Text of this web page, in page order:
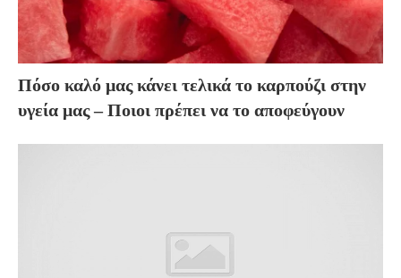
Πόσο καλό μας κάνει τελικά το καρπούζι στην
υγεία μας – Ποιοι πρέπει να το αποφεύγουν